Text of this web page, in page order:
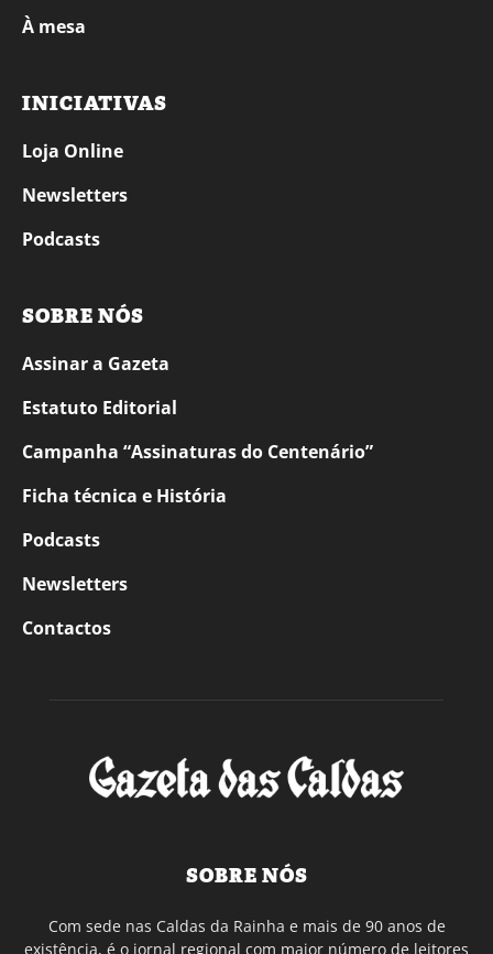
À mesa
INICIATIVAS
Loja Online
Newsletters
Podcasts
SOBRE NÓS
Assinar a Gazeta
Estatuto Editorial
Campanha “Assinaturas do Centenário”
Ficha técnica e História
Podcasts
Newsletters
Contactos
SOBRE NÓS
Com sede nas Caldas da Rainha e mais de 90 anos de
existência, é o jornal regional com maior número de leitores